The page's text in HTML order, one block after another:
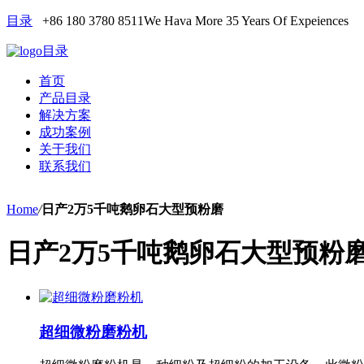
目录 +86 180 3780 8511We Hava More 35 Years Of Expeiences
目录
首页
产品目录
解决方案
成功案例
关于我们
联系我们
Home/日产2万5千吨鹅卵石大型预粉磨
日产2万5千吨鹅卵石大型预粉
超细微粉磨粉机